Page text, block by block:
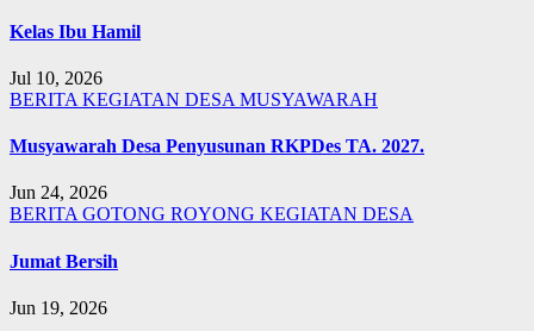
Kelas Ibu Hamil
Jul 10, 2026
BERITA KEGIATAN DESA MUSYAWARAH
Musyawarah Desa Penyusunan RKPDes TA. 2027.
Jun 24, 2026
BERITAGOTONG ROYONG KEGIATAN DESA
Jumat Bersih
Jun 19, 2026